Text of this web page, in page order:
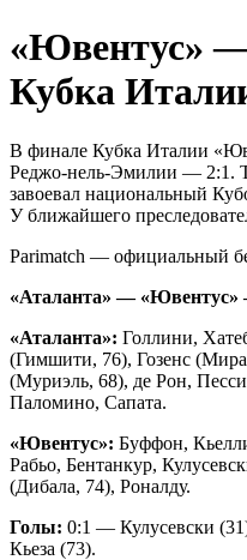
«Ювентус» —
Кубка
В финале Кубка Италии
Реджо-нель-Эмилии — 2:1.
завоевал национальный
У ближайшего
Parimatch — официальный
«Аталанта» — «Ювентус»
«Аталанта»: Голлини,
(Гимшити, 76), Гозенс
(Муриэль, 68), де Рон,
Паломино, Сапата.
«Ювентус»: Буффон,
Рабьо, Бентанкур,
(Дибала, 74), Роналду.
Голы: 0:1 — Кулусевски
Кьеза (73).